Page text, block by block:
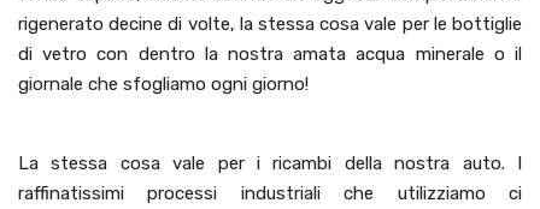
rigenerato decine di volte, la stessa cosa vale per le bottiglie
di vetro con dentro la nostra amata acqua minerale o il
giornale che sfogliamo ogni giorno!
La stessa cosa vale per i ricambi della nostra auto. I
raffinatissimi processi industriali che utilizziamo ci